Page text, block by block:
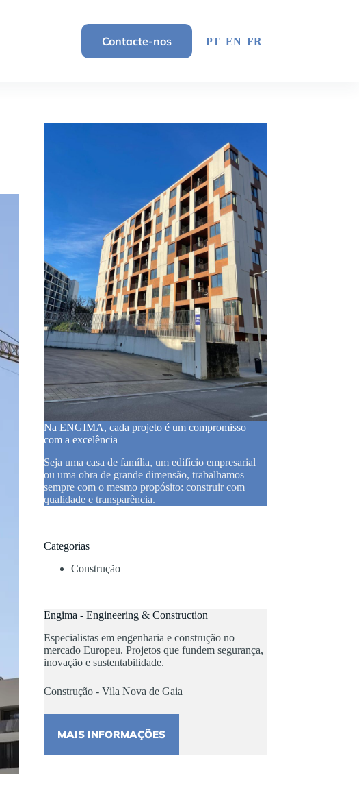
Contacte-nos PT EN FR
Na ENGIMA, cada projeto é um compromisso
com a excelência
Seja uma casa de família, um edifício empresarial
ou uma obra de grande dimensão, trabalhamos
sempre com o mesmo propósito: construir com
qualidade e transparência.
Categorias
Construção
Engima - Engineering & Construction
Especialistas em engenharia e construção no
mercado Europeu. Projetos que fundem segurança,
inovação e sustentabilidade.
Construção - Vila Nova de Gaia
MAIS INFORMAÇÕES